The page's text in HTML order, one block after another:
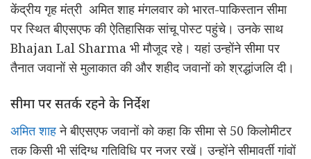
केंद्रीय गृह मंत्री अमित शाह मंगलवार को भारत-पाकिस्तान सीमा
पर स्थित बीएसएफ की ऐतिहासिक सांचू पोस्ट पहुंचे। उनके साथ
Bhajan Lal Sharma भी मौजूद रहे। यहां उन्होंने सीमा पर
तैनात जवानों से मुलाकात की और शहीद जवानों को श्रद्धांजलि दी।
सीमा पर सतर्क रहने के निर्देश
अमित शाहने बीएसएफ जवानों को कहा कि सीमा से 50 किलोमीटर
तक किसी भी संदिग्ध गतिविधि पर नजर रखें। उन्होंने सीमावर्ती गांवों